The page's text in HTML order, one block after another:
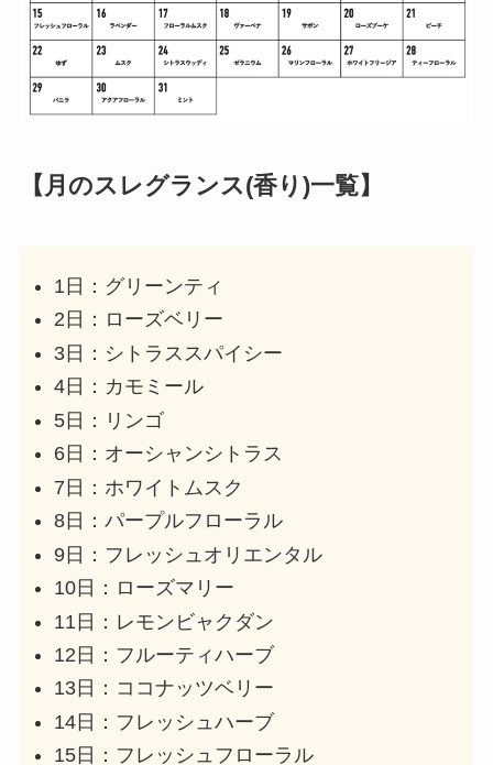
【月のスレグランス(香り)一覧】
1日：グリーンティ
2日：ローズベリー
3日：シトラススパイシー
4日：カモミール
5日：リンゴ
6日：オーシャンシトラス
7日：ホワイトムスク
8日：パープルフローラル
9日：フレッシュオリエンタル
10日：ローズマリー
11日：レモンビャクダン
12日：フルーティハーブ
13日：ココナッツベリー
14日：フレッシュハーブ
15日：フレッシュフローラル